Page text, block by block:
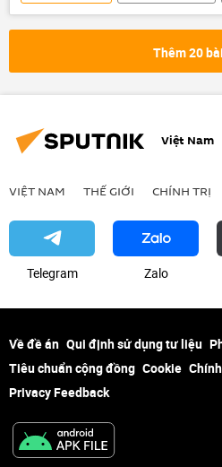
Tòa The Hague
bắt giữ
Thêm 20
Việt Nam
VIỆT NAM THẾ GIỚI CHÍNH TRỊ
Telegram Zalo
Về đề án Qui định sử dụng tư liệu
Tiêu chuẩn cộng đồng Cookie
Privacy Feedback